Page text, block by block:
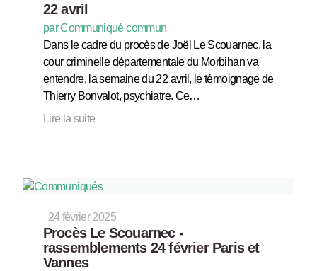
22 avril
par Communiqué commun
Dans le cadre du procès de Joël Le Scouarnec, la
cour criminelle départementale du Morbihan va
entendre, la semaine du 22 avril, le témoignage de
Thierry Bonvalot, psychiatre. Ce…
Lire la suite
24 février 2025
Procès Le Scouarnec -
rassemblements 24 février Paris et
Vannes